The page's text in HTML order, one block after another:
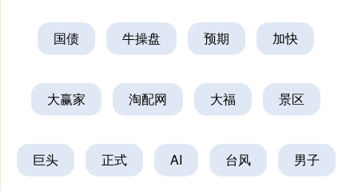
国债 牛操盘 预期 加快
大赢家 淘配网 大福 景区
巨头 正式 AI 台风 男子